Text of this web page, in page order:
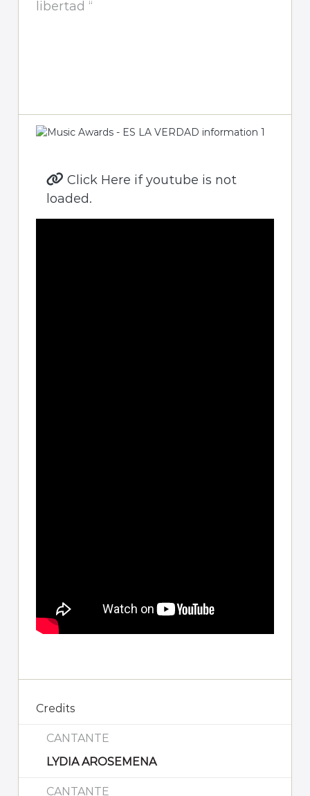
libertad “
Click Here if youtube is not
loaded.
Credits
CANTANTE
LYDIA AROSEMENA
CANTANTE